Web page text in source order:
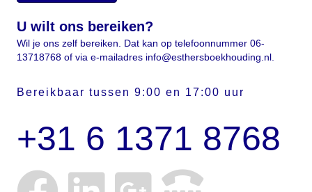
U wilt ons bereiken?
Wil je ons zelf bereiken. Dat kan op telefoonnummer 06-
13718768 of via e-mailadres info@esthersboekhouding.nl.
Bereikbaar tussen 9:00 en 17:00 uur
+31 6 1371 8768